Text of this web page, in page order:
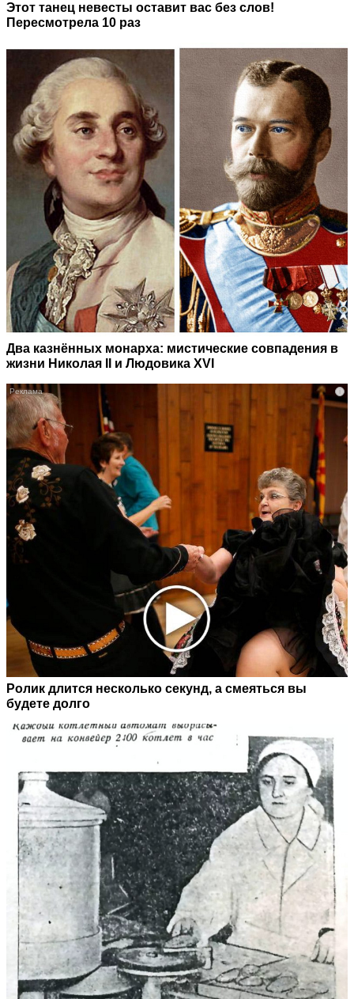
Этот танец невесты оставит вас без слов!
Пересмотрела 10 раз
Два казнённых монарха: мистические совпадения в
жизни Николая II и Людовика XVI
i
Ролик длится несколько секунд, а смеяться вы
будете долго